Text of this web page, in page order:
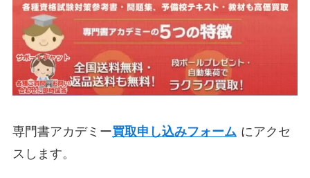
専門書アカデミー買取申し込みフォーム にアクセ
スします。